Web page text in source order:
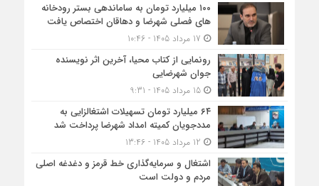
۱۰۰ میلیارد تومان به ساماندهی بستر رودخانه
های فصلی شهرضا و دهاقان اختصاص یافت
رونمایی از کتاب محیا، آخرین اثر نویسنده
جوان شهرضایی
15 مرداد 1405 - 9:31
۶۴ میلیارد تومان تسهیلات اشتغالزایی به
مددجویان کمیته امداد شهرضا پرداخت شد
اشتغال و سرمایه‌گذاری خط قرمز و دغدغه اصلی
مردم و دولت است